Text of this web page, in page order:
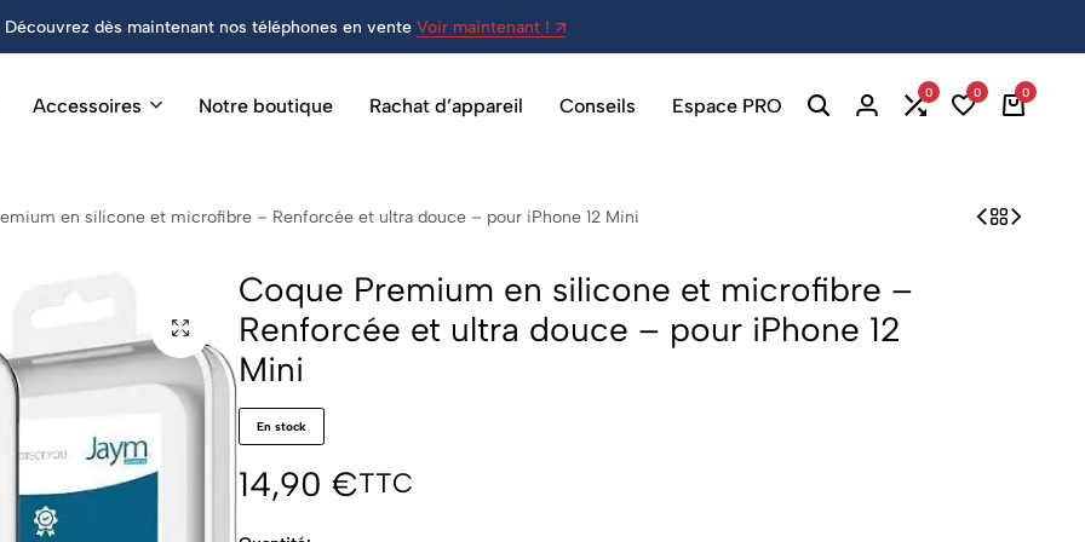
Découvrez dès maintenant nos téléphones en vente Voir maintenant !
Accessoires Notre boutique Rachat d’appareil Conseils Espace PRO
0 0 0
en silicone et microfibre – Renforcée et ultra douce – pour iPhone 12 Mini
Coque Premium en silicone et microfibre –
Renforcée et ultra douce – pour iPhone 12
Mini
En stock
14,90 €TTC